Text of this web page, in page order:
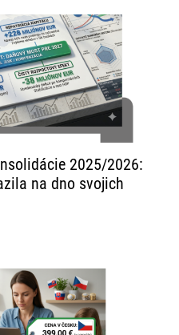
2025/2026:
na dno svojich